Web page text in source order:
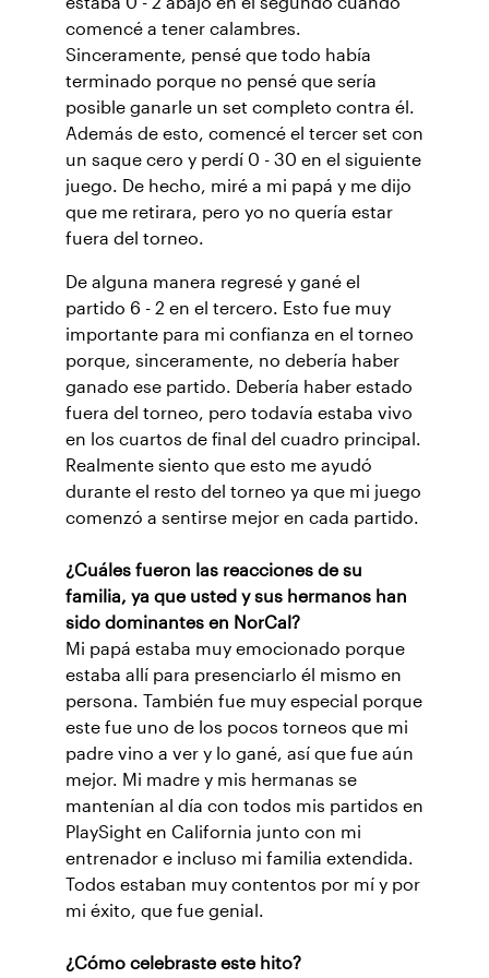
comencé a tener calambres.
Sinceramente, pensé que todo había
terminado porque no pensé que sería
posible ganarle un set completo contra él.
Además de esto, comencé el tercer set con
un saque cero y perdí 0 - 30 en el siguiente
juego. De hecho, miré a mi papá y me dijo
que me retirara, pero yo no quería estar
fuera del torneo.
De alguna manera regresé y gané el
partido 6 - 2 en el tercero. Esto fue muy
importante para mi confianza en el torneo
porque, sinceramente, no debería haber
ganado ese partido. Debería haber estado
fuera del torneo, pero todavía estaba vivo
en los cuartos de final del cuadro principal.
Realmente siento que esto me ayudó
durante el resto del torneo ya que mi juego
comenzó a sentirse mejor en cada partido.
¿Cuáles fueron las reacciones de su
familia, ya que usted y sus hermanos han
sido dominantes en NorCal?
Mi papá estaba muy emocionado porque
estaba allí para presenciarlo él mismo en
persona. También fue muy especial porque
este fue uno de los pocos torneos que mi
padre vino a ver y lo gané, así que fue aún
mejor. Mi madre y mis hermanas se
mantenían al día con todos mis partidos en
PlaySight en California junto con mi
entrenador e incluso mi familia extendida.
Todos estaban muy contentos por mí y por
mi éxito, que fue genial.
¿Cómo celebraste este hito?